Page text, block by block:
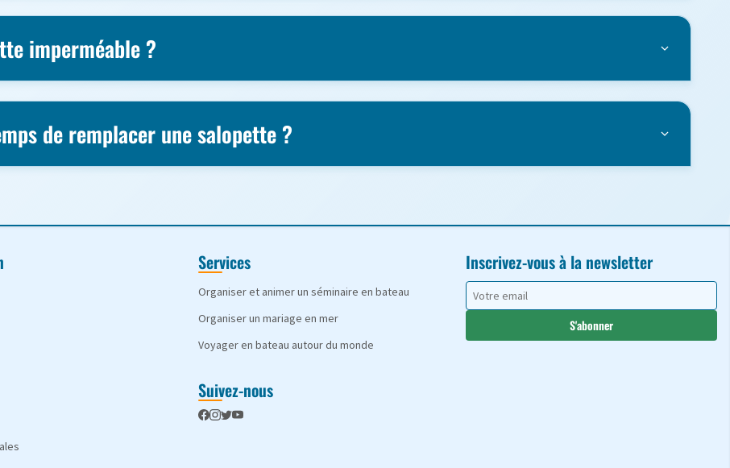
imperméable ?
de remplacer une salopette ?
Services
Organiser et animer un séminaire en bateau
Organiser un mariage en mer
Voyager en bateau autour du monde
Suivez-nous
Inscrivez-vous à la newsletter
S'abonner